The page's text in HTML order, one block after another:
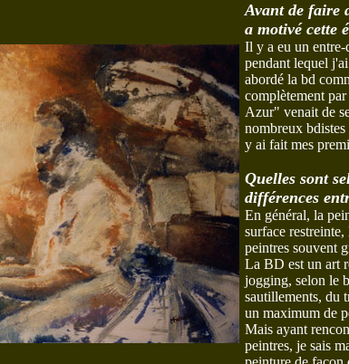
Avant de faire
a motivé cette
Il y a eu un entre-
pendant lequel
abordé la bd
complètement
Azur" venait de
nombreux
y ai fait mes
Quelles sont
différences
En général, la
surface
peintres souvent
La BD est un art
jogging, selon le
sautillements, du
un maximum de
Mais ayant
peintres, je sais